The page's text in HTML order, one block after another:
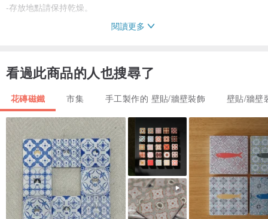
-存放地點請保持乾燥。
素退款退貨哦。
差。
如有其他問題請不用害羞,直接聯繫我哦！謝謝點閱。
閱讀更多
看過此商品的人也搜尋了
花磚磁鐵 市集 手工製作的 壁貼/牆壁裝飾 壁貼/牆壁